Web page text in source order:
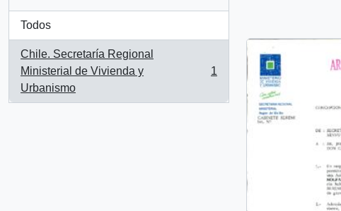
Todos
Chile. Secretaría Regional
Ministerial de Vivienda y
Urbanismo
, 1 resultados
1